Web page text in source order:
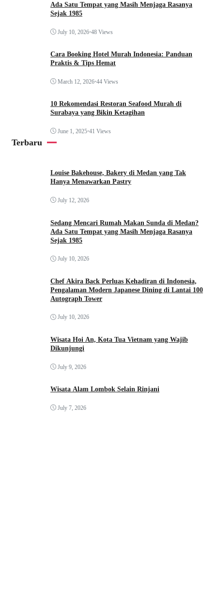
Ada Satu Tempat yang Masih Menjaga Rasanya
Sejak 1985
July 10, 2026•48 Views
Cara Booking Hotel Murah Indonesia: Panduan
Praktis & Tips Hemat
March 12, 2026•44 Views
10 Rekomendasi Restoran Seafood Murah di
Surabaya yang Bikin Ketagihan
June 1, 2025•41 Views
Terbaru
Louise Bakehouse, Bakery di Medan yang Tak
Hanya Menawarkan Pastry
July 12, 2026
Sedang Mencari Rumah Makan Sunda di Medan?
Ada Satu Tempat yang Masih Menjaga Rasanya
Sejak 1985
July 10, 2026
Chef Akira Back Perluas Kehadiran di Indonesia,
Pengalaman Modern Japanese Dining di Lantai 100
Autograph Tower
July 10, 2026
Wisata Hoi An, Kota Tua Vietnam yang Wajib
Dikunjungi
July 9, 2026
Wisata Alam Lombok Selain Rinjani
July 7, 2026